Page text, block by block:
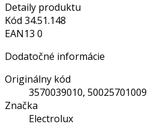
Detaily produktu
Kód 34.51.148
EAN13 0
Dodatočné informácie
Originálny kód
3570039010, 50025701009
Značka
Electrolux